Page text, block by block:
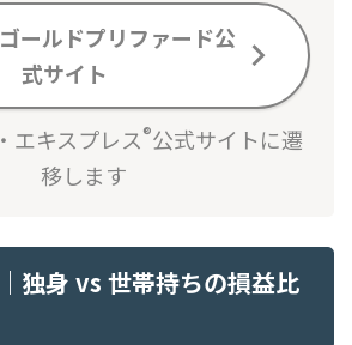
ールドプリファード公
式サイト
エキスプレス®公式サイトに遷
移します
独身 vs 世帯持ちの損益比